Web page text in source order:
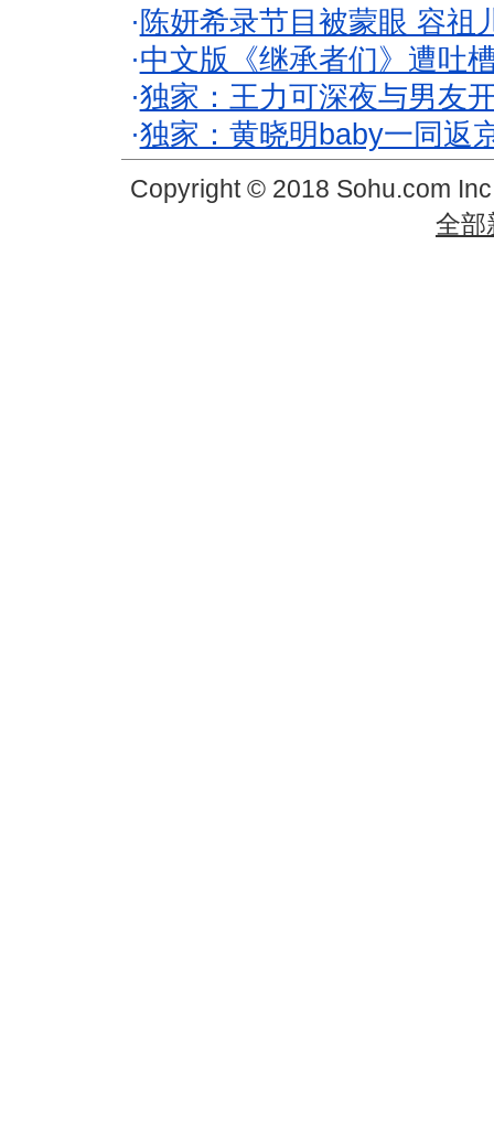
· 陈妍希录节目被蒙眼 容祖
·中文版《继承者们》遭吐
·独家：王力可深夜与男友
·独家：黄晓明baby一同返
Copyright © 2018 Sohu.com
全部